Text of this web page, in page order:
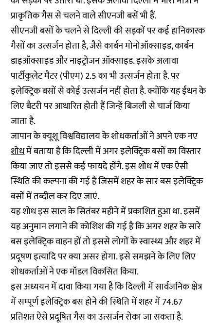
प्राकृतिक गैस से चलने वाले सीएनजी बसें भी हैं.
सीएनजी बसों के चलने से दिल्ली की सड़कों पर कई हानिकारक
गैसों काउत्सर्जनहोता है, जैसे कार्बन मोनोऑक्साइड, कार्बन
डाइऑक्साइड और नाइट्रोजन ऑक्साइड. इसके अलावा
पार्टीकुलेट मैटर (पीएम) 2.5 का भी उत्सर्जन होता है. पर
इलेक्ट्रिक बसों से कोई उत्सर्जन नहीं होता है. क्योंकि यह ईंधन के
लिए बैटरी पर आधारित होती हैं जिन्हें बिजली से चार्ज किया
जाता है.
जापान के क्यूशू विश्वविद्यालय के शोधकर्ताओं ने अपने एक नए
शोधमें बताया है कि दिल्ली में अगर इलेक्ट्रिक बसों का विस्तार
किया जाए तो इससे कई फायदे होंगे. इस शोध में एक ऐसी
स्थिति की कल्पना की गई है जिसमें शहर के सार बस इलेक्ट्रिक
बसों में तब्दील कर दिए जाएं.
यह शोध इस साल के सितंबर महीने में प्रकाशित हुआ था. इसमें
यह अनुमान लगाने की कोशिश की गई है कि अगर शहर के सारे
बस इलेक्ट्रिक वाहन हों तो इससे लोगों के स्वास्थ्य और शहर में
प्रदूषण इत्यादि पर क्या असर होगा. इसे समझने के लिए लिए
शोधकर्ताओं ने एक मॉडल विकसित किया.
इस अध्ययन में दावा किया गया है कि दिल्ली में सार्वजनिक क्षेत्र
में सम्पूर्ण इलेक्ट्रिक बस होने की स्थिति में शहर में 74.67
प्रतिशत ऐसे प्रदूषित गैस का उत्सर्जन रोका जा सकता है.